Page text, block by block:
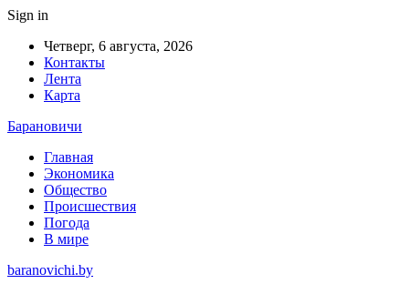
Sign in
Четверг, 6 августа, 2026
Контакты
Лента
Карта
Барановичи
Главная
Экономика
Общество
Происшествия
Погода
В мире
baranovichi.by